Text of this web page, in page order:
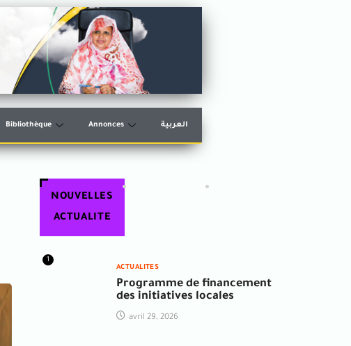
Bibliothèque Annonces العربية
NOUVELLES
ACTUALITE
1
ACTUALITES
Programme de financement
des initiatives locales
avril 29, 2026